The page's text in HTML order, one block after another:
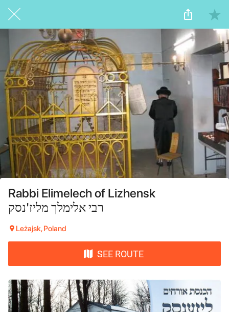
Rabbi Elimelech of Lizhensk
רבי אלימלך מליז'נסק
Leżajsk, Poland
SEE ROUTE